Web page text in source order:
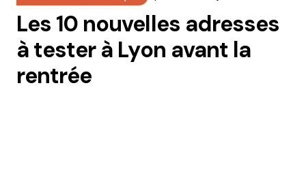
Les 10 nouvelles adresses
à tester à Lyon avant la
rentrée